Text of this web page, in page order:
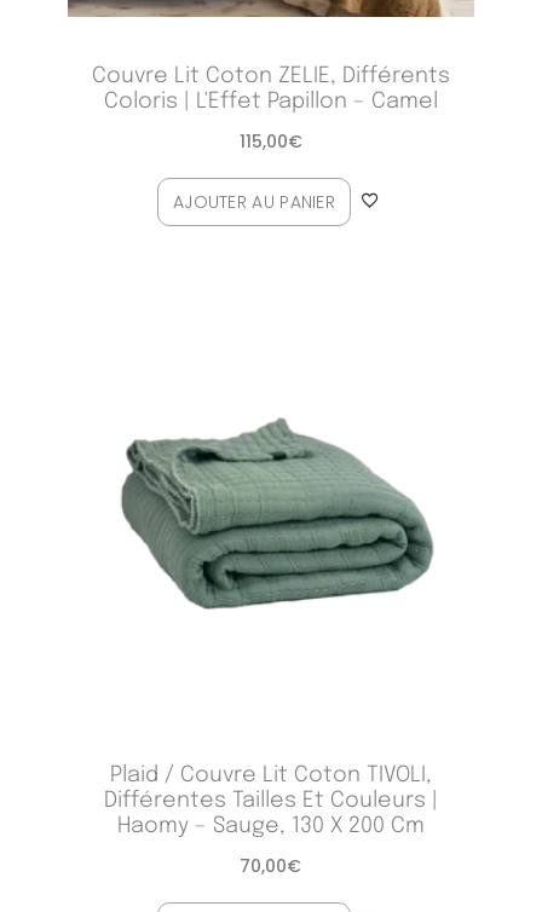
Couvre Lit Coton ZELIE, Différents
Coloris | L'Effet Papillon – Camel
115,00€
AJOUTER AU PANIER
Plaid / Couvre Lit Coton TIVOLI,
Différentes Tailles Et Couleurs |
Haomy – Sauge, 130 X 200 Cm
70,00€